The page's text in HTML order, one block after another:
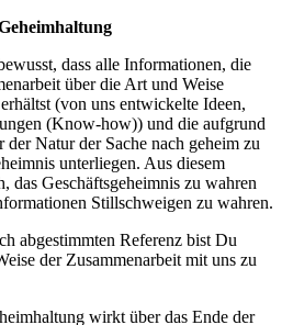
dass alle Informationen, die
über die Art und Weise
(von uns entwickelte Ideen,
(Know-how)) und die aufgrund
der Natur der Sache nach geheim zu
unterliegen. Aus diesem
das Geschäftsgeheimnis zu wahren
Stillschweigen zu wahren.
abgestimmten Referenz bist Du
der Zusammenarbeit mit uns zu
wirkt über das Ende der